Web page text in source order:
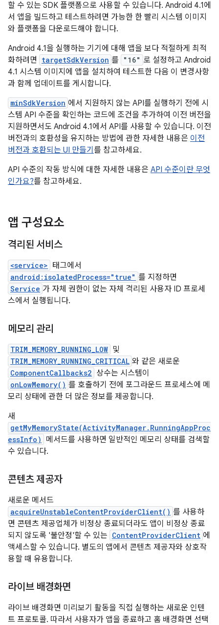
할 수 있는 SDK 플랫폼으로 사용할 수 있습니다. Android 4.1에
서 앱을 빌드하고 테스트하려면 가능한 한 빨리 시스템 이미지
와 플랫폼을 다운로드해야 합니다.
Android 4.1을 실행하는 기기에 대해 앱을 보다 적절하게 최적
화하려면
targetSdkVersion 를 "16" 로 설정하고 Android
4.1 시스템 이미지에 앱을 설치하여 테스트한 다음 이 변경사항
과 함께 업데이트를 게시합니다.
minSdkVersion 에서 지원하지 않는 API를 실행하기 전에 시
스템 API 수준을 확인하는 코드에 조건을 추가하여 이전 버전을
지원하면서도 Android 4.1에서 API를 사용할 수 있습니다. 이전
버전과의 호환성을 유지하는 방법에 관한 자세한 내용은 이전
버전과 호환되는 UI 만들기 를 참고하세요.
API 수준의 작동 방식에 대한 자세한 내용은 API 수준이란 무엇
인가요?를 참고하세요.
앱 구성요소
격리된 서비스
<service> 태그에서
android:isolatedProcess="true" 를 지정하면
Service 가 자체 권한이 없는 자체 격리된 사용자 ID 프로세
스에서 실행됩니다.
메모리 관리
TRIM_MEMORY_RUNNING_LOW 및
TRIM_MEMORY_RUNNING_CRITICAL 와 같은 새로운
ComponentCallbacks2 상수는 시스템이
onLowMemory() 를 호출하기 전에 포그라운드 프로세스에 메
모리 상태에 관한 더 많은 정보를 제공합니다.
새
getMyMemoryState(ActivityManager.RunningAppProc
essInfo)
메서드를 사용하면 일반적인 메모리 상태를 검색할
수 있습니다.
콘텐츠 제공자
새로운 메서드
acquireUnstableContentProviderClient() 를 사용하
면 콘텐츠 제공업체가 비정상 종료되더라도 앱이 비정상 종료
되지 않도록 '불안정'할 수 있는 ContentProviderClient 에
액세스할 수 있습니다. 별도의 앱에서 콘텐츠 제공자와 상호작
용할 때 유용합니다.
라이브 배경화면
라이브 배경화면 미리보기 활동을 직접 실행하는 새로운 인텐
트 프로토콜. 따라서 사용자가 앱을 종료하고 홈 배경화면 선택